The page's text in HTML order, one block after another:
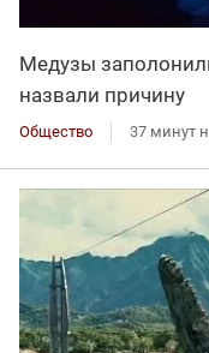
Медузы
назвали причину
Общество 37 минут